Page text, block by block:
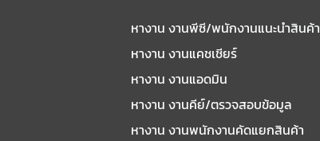
หางาน งานพีซี/พนักงานแนะนําสินค้า
หางาน งานแคชเชียร์
หางาน งานแอดมิน
หางาน งานคีย์/ตรวจสอบข้อมูล
หางาน งานพนักงานคัดแยกสินค้า